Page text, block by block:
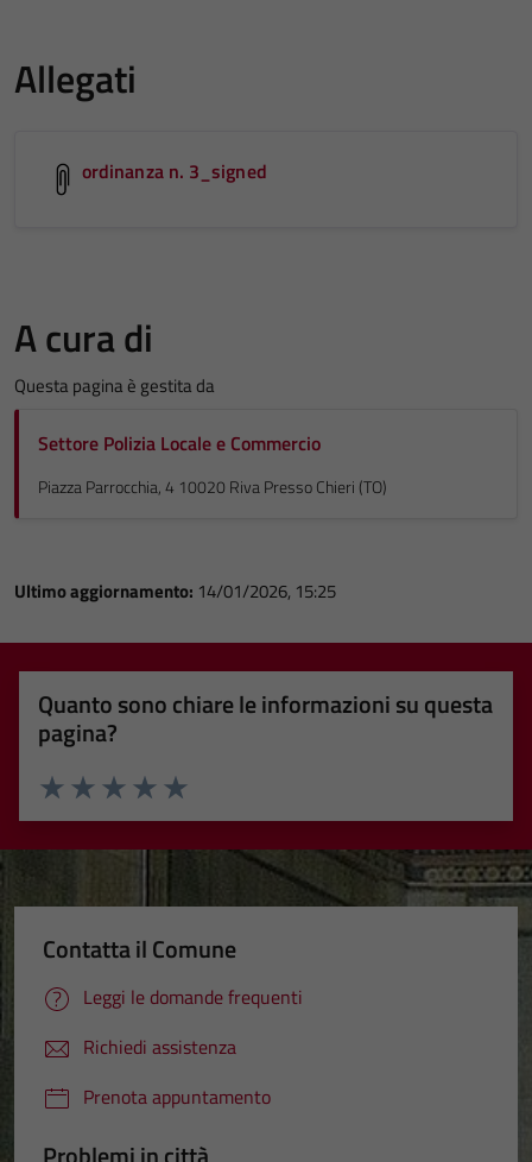
Allegati
ordinanza n. 3_signed
A cura di
Questa pagina è gestita da
Settore Polizia Locale e Commercio
Piazza Parrocchia, 4 10020 Riva Presso Chieri (TO)
Ultimo aggiornamento: 14/01/2026, 15:25
Quanto sono chiare le informazioni su questa
pagina?
Valuta 5 stelle su 5
Valuta 4 stelle su 5
Valuta 3 stelle su 5
Valuta 2 stelle su 5
Valuta 1 stelle su 5
Contatta il Comune
Leggi le domande frequenti
Richiedi assistenza
Prenota appuntamento